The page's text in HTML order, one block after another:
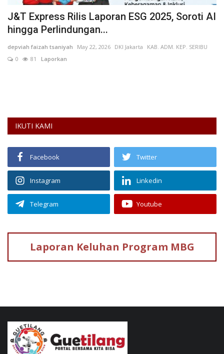
J&T Express Rilis Laporan ESG 2025, Soroti AI
hingga Perlindungan...
depviah faizah tsaniyah May 22, 2026 DKI Jakarta
KAB. ADM. KEP. SERIBU
0
81 Laporkan
IKUTI KAMI
Facebook Twitter
Instagram Linkedin
Telegram Youtube
Laporan Keluhan Program MBG